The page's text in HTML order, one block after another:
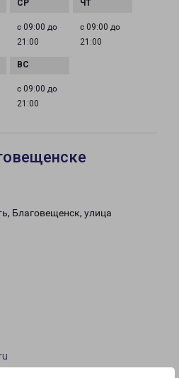
с 09:00 до
21:00
с 09:00 до
21:00
с 09:00 до
21:00
Благовещенск, улица